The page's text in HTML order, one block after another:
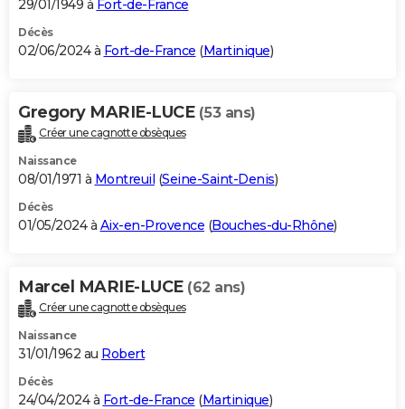
29/01/1949 à Fort-de-France
Décès
02/06/2024 à Fort-de-France (Martinique)
Gregory MARIE-LUCE (53 ans)
Créer une cagnotte obsèques
Naissance
08/01/1971 à Montreuil (Seine-Saint-Denis)
Décès
01/05/2024 à Aix-en-Provence (Bouches-du-Rhône)
Marcel MARIE-LUCE (62 ans)
Créer une cagnotte obsèques
Naissance
31/01/1962 au Robert
Décès
24/04/2024 à Fort-de-France (Martinique)